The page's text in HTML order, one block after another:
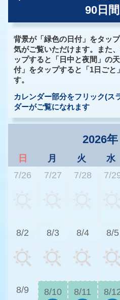
90日
背景が「緑色の日付」をタッ
気がご覧いただけます。また
ップすると「日中と夜間」の
付」をタップすると「1日ごと
す。
カレンダー部分をフリック(ス
ダーがご覧になれます
2026年
日 月 火 水
7/26
7/27 7/28 7/
8/2 8/3 8/4 8/5
8/9 8/10 8/11 8/